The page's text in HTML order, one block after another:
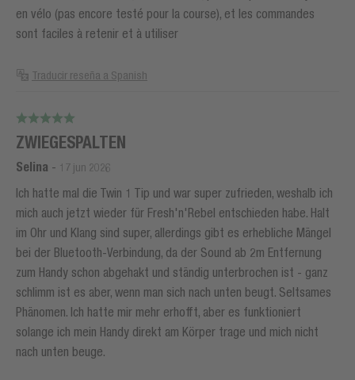
en vélo (pas encore testé pour la course), et les commandes
sont faciles à retenir et à utiliser
Traducir reseña a Spanish
ZWIEGESPALTEN
Selina - 17 jun 2026
Ich hatte mal die Twin 1 Tip und war super zufrieden, weshalb ich
mich auch jetzt wieder für Fresh'n'Rebel entschieden habe. Halt
im Ohr und Klang sind super, allerdings gibt es erhebliche Mängel
bei der Bluetooth-Verbindung, da der Sound ab 2m Entfernung
zum Handy schon abgehakt und ständig unterbrochen ist - ganz
schlimm ist es aber, wenn man sich nach unten beugt. Seltsames
Phänomen. Ich hatte mir mehr erhofft, aber es funktioniert
solange ich mein Handy direkt am Körper trage und mich nicht
nach unten beuge.